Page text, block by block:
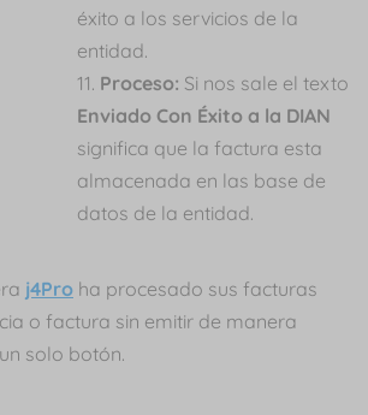
éxito a los servicios de la
entidad.
Proceso: Si nos sale el texto
Enviado Con Éxito a la DIAN
significa que la factura esta
almacenada en las base de
datos de la entidad.
j4Pro ha procesado sus facturas
o factura sin emitir de manera
solo botón.